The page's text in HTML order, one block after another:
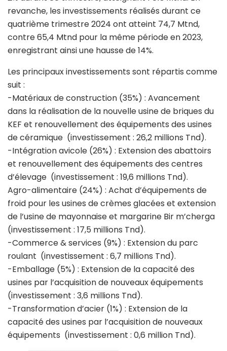
revanche, les investissements réalisés durant ce
quatrième trimestre 2024 ont atteint 74,7 Mtnd,
contre 65,4 Mtnd pour la même période en 2023,
enregistrant ainsi une hausse de 14%.
Les principaux investissements sont répartis comme
suit :
-Matériaux de construction (35%) : Avancement
dans la réalisation de la nouvelle usine de briques du
KEF et renouvellement des équipements des usines
de céramique (investissement : 26,2 millions Tnd).
-Intégration avicole (26%) : Extension des abattoirs
et renouvellement des équipements des centres
d’élevage (investissement : 19,6 millions Tnd).
Agro-alimentaire (24%) : Achat d’équipements de
froid pour les usines de crèmes glacées et extension
de l’usine de mayonnaise et margarine Bir m’cherga
(investissement : 17,5 millions Tnd).
-Commerce & services (9%) : Extension du parc
roulant (investissement : 6,7 millions Tnd).
-Emballage (5%) : Extension de la capacité des
usines par l’acquisition de nouveaux équipements
(investissement : 3,6 millions Tnd).
-Transformation d’acier (1%) : Extension de la
capacité des usines par l’acquisition de nouveaux
équipements (investissement : 0,6 million Tnd).